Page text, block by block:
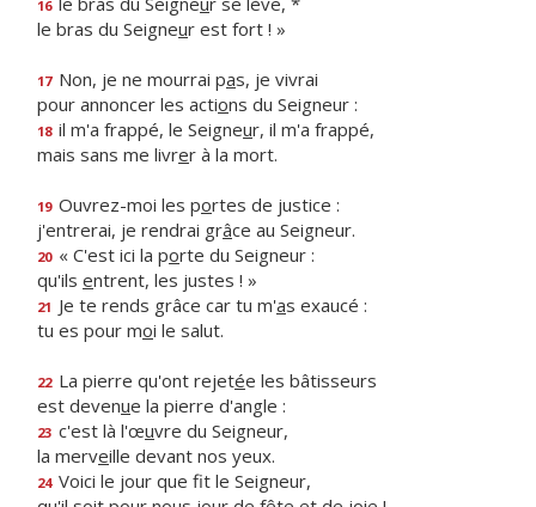
16
le bras du Seigneur est fort ! »
17 Non, je ne mourrai pas, je vivrai
pour annoncer les actions du Seigneur :
18 il m'a frappé, le Seigneur, il m'a frappé,
mais sans me livrer à la mort.
19 Ouvrez-moi les portes de justice :
j'entrerai, je rendrai grâce au Seigneur.
20 « C'est ici la porte du Seigneur :
qu'ils entrent, les justes ! »
21 Je te rends grâce car tu m'as exaucé :
tu es pour moi le salut.
22 La pierre qu'ont rejetée les bâtisseurs
est devenue la pierre d'angle :
23 c'est là l'œuvre du Seigneur,
la merveille devant nos yeux.
24 Voici le jour que ft le Seigneur,